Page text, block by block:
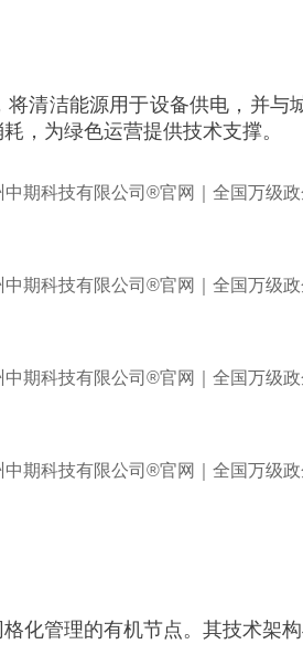
清洁能源用于设备供电，并
，为绿色运营提供技术支撑。
化管理的有机节点。其技术架